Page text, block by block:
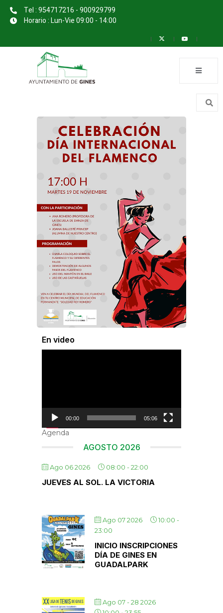
Tel : 954717216 - 900929799
Horario : Lun-Vie 09:00 - 14:00
En video
00:00 05:06
Agenda
AGOSTO 2026
Ago 06 2026 08:00 -22:00
JUEVES AL SOL. LA VICTORIA
Ago 07 2026 10:00 -
23:00
INICIO INSCRIPCIONES
DÍA DE GINES EN
GUADALPARK
Ago 07 - 28 2026